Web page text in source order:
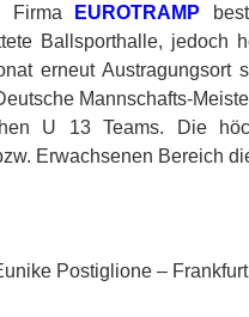
Firma
EUROTRAMP
Ballsporthalle, jedoch
erneut Austragungsort
Mannschafts-
U 13 Teams. Die
Erwachsenen Bereich
Postiglione –